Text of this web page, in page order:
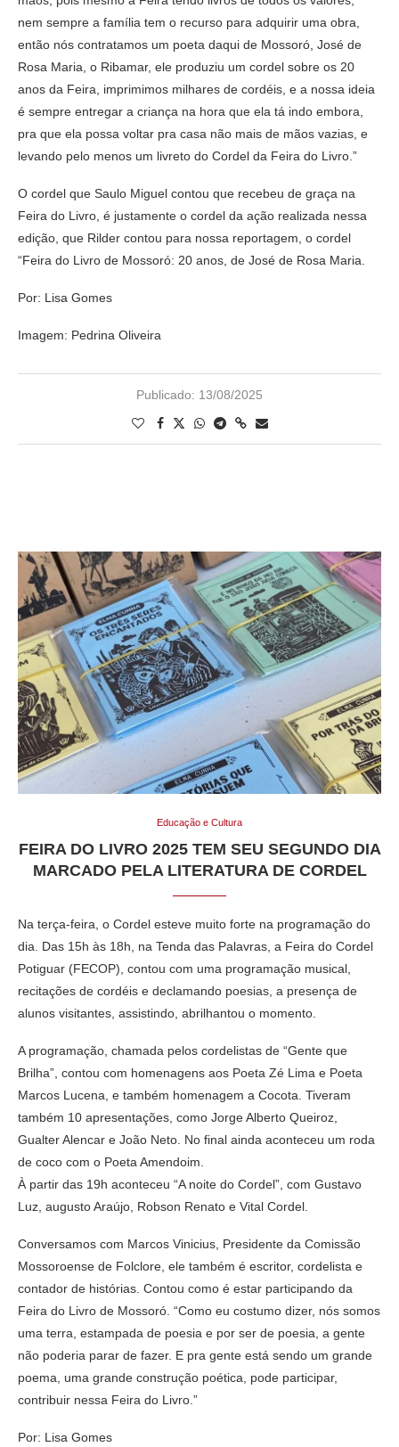
nem sempre a família tem o recurso para adquirir uma obra,
então nós contratamos um poeta daqui de Mossoró, José de
Rosa Maria, o Ribamar, ele produziu um cordel sobre os 20
anos da Feira, imprimimos milhares de cordéis, e a nossa ideia
é sempre entregar a criança na hora que ela tá indo embora,
pra que ela possa voltar pra casa não mais de mãos vazias, e
levando pelo menos um livreto do Cordel da Feira do Livro.”
O cordel que Saulo Miguel contou que recebeu de graça na
Feira do Livro, é justamente o cordel da ação realizada nessa
edição, que Rilder contou para nossa reportagem, o cordel
“Feira do Livro de Mossoró: 20 anos, de José de Rosa Maria.
Por: Lisa Gomes
Imagem: Pedrina Oliveira
Publicado: 13/08/2025
Educação e Cultura
FEIRA DO LIVRO 2025 TEM SEU SEGUNDO DIA
MARCADO PELA LITERATURA DE CORDEL
Na terça-feira, o Cordel esteve muito forte na programação do
dia. Das 15h às 18h, na Tenda das Palavras, a Feira do Cordel
Potiguar (FECOP), contou com uma programação musical,
recitações de cordéis e declamando poesias, a presença de
alunos visitantes, assistindo, abrilhantou o momento.
A programação, chamada pelos cordelistas de “Gente que
Brilha”, contou com homenagens aos Poeta Zé Lima e Poeta
Marcos Lucena, e também homenagem a Cocota. Tiveram
também 10 apresentações, como Jorge Alberto Queiroz,
Gualter Alencar e João Neto. No final ainda aconteceu um roda
de coco com o Poeta Amendoim.
À partir das 19h aconteceu “A noite do Cordel”, com Gustavo
Luz, augusto Araújo, Robson Renato e Vital Cordel.
Conversamos com Marcos Vinicius, Presidente da Comissão
Mossoroense de Folclore, ele também é escritor, cordelista e
contador de histórias. Contou como é estar participando da
Feira do Livro de Mossoró. “Como eu costumo dizer, nós somos
uma terra, estampada de poesia e por ser de poesia, a gente
não poderia parar de fazer. E pra gente está sendo um grande
poema, uma grande construção poética, pode participar,
contribuir nessa Feira do Livro.”
Por: Lisa Gomes